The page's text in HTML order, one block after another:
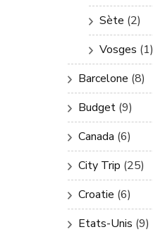
Sète (2)
Vosges (1)
Barcelone (8)
Budget (9)
Canada (6)
City Trip (25)
Croatie (6)
Etats-Unis (9)